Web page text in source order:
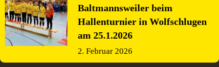
Baltmannsweiler beim
Hallenturnier in Wolfschlugen
am 25.1.2026
2. Februar 2026